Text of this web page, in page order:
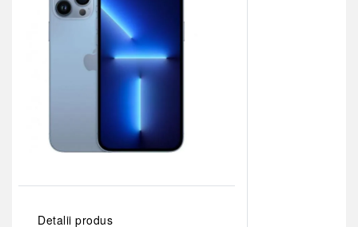
Detalii produs